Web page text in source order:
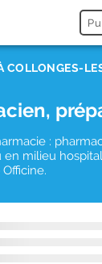
COLLONGES-
:
milieu